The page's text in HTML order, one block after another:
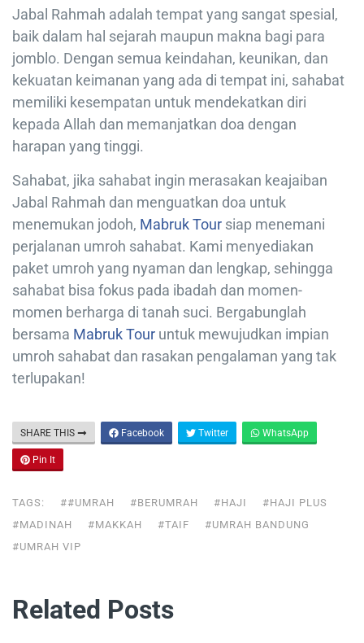
Jabal Rahmah adalah tempat yang sangat spesial,
baik dalam hal sejarah maupun makna bagi para
jomblo. Dengan semua keindahan, keunikan, dan
kekuatan keimanan yang ada di tempat ini, sahabat
memiliki kesempatan untuk mendekatkan diri
kepada Allah dan memanjatkan doa dengan
harapan yang tinggi.
Sahabat, jika sahabat ingin merasakan keajaiban
Jabal Rahmah dan menguatkan doa untuk
menemukan jodoh, Mabruk Tour siap menemani
perjalanan umroh sahabat. Kami menyediakan
paket umroh yang nyaman dan lengkap, sehingga
sahabat bisa fokus pada ibadah dan momen-
momen berharga di tanah suci. Bergabunglah
bersama Mabruk Tour untuk mewujudkan impian
umroh sahabat dan rasakan pengalaman yang tak
terlupakan!
SHARE THIS Facebook Twitter WhatsApp
Pin It
TAGS: ##UMRAH #BERUMRAH #HAJI
#HAJI PLUS
#MADINAH
#MAKKAH #TAIF
#UMRAH BANDUNG
#UMRAH VIP
Related Posts